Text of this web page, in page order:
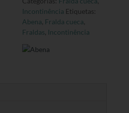
Incontinência Etiquetas:
Abena, Fralda cueca,
Fraldas, Incontinência